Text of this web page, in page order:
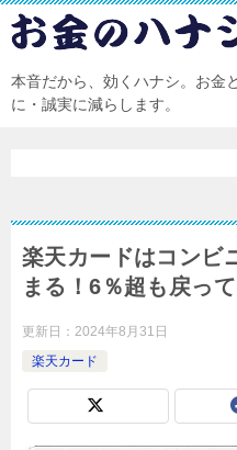
本音だから、効くハナシ。お金
に・誠実に減らします。
楽天カードはコンビ
まる！6％超も戻って
更新日： 2024年8月31日
楽天カード